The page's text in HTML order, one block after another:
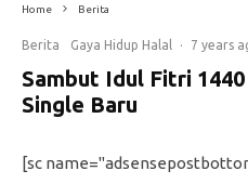
Home Berita
Berita Gaya Hidup Halal · 7 years
Sambut Idul Fitri
Single Baru
[sc